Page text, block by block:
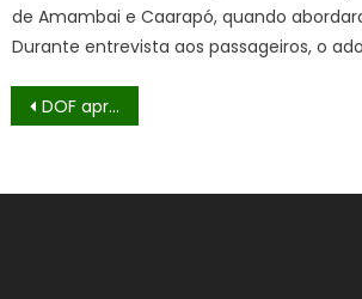
de Amambai e Caarapó, quando
Durante entrevista aos passageiros, o
Navegação
Post
DOF apreende mais de cem quilos de cabelo humano em Maracaju